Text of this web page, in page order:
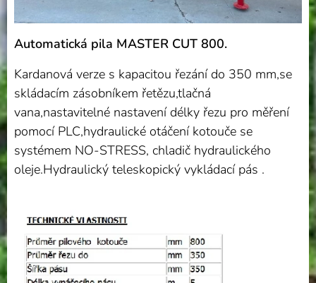
Automatická pila MASTER CUT 800.
Kardanová verze s kapacitou řezání do 350 mm,se
skládacím zásobníkem řetězu,tlačná
vana,nastavitelné nastavení délky řezu pro měření
pomocí PLC,hydraulické otáčení kotouče se
systémem NO-STRESS, chladič hydraulického
oleje.Hydraulický teleskopický vykládací pás .